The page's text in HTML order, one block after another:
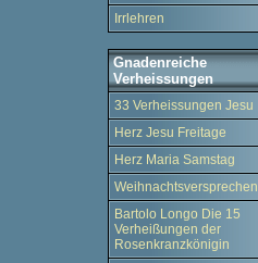
Irrlehren
Gnadenreiche
Verheissungen
33 Verheissungen Jesu
Herz Jesu Freitage
Herz Maria Samstag
Weihnachtsversprechen
Bartolo Longo Die 15
Verheißungen der
Rosenkranzkönigin